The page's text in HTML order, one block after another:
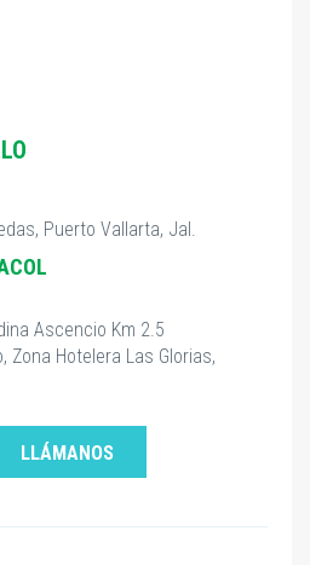
Puerto Vallarta, Jal.
Ascencio Km 2.5
Zona Hotelera Las Glorias,
LLÁMANOS